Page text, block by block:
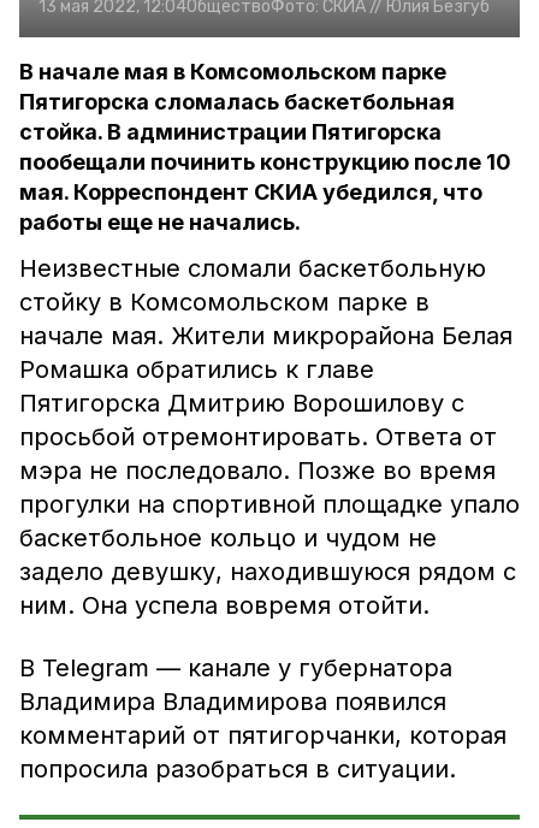
13 мая 2022, 12:04ОбществоФото: СКИА // Юлия Безгуб
В начале мая в Комсомольском парке
Пятигорска сломалась баскетбольная
стойка. В администрации Пятигорска
пообещали починить конструкцию после 10
мая. Корреспондент СКИА убедился, что
работы еще не начались.
Неизвестные сломали баскетбольную
стойку в Комсомольском парке в
начале мая. Жители микрорайона Белая
Ромашка обратились к главе
Пятигорска Дмитрию Ворошилову с
просьбой отремонтировать. Ответа от
мэра не последовало. Позже во время
прогулки на спортивной площадке упало
баскетбольное кольцо и чудом не
задело девушку, находившуюся рядом с
ним. Она успела вовремя отойти.
В Telegram — канале у губернатора
Владимира Владимирова появился
комментарий от пятигорчанки, которая
попросила разобраться в ситуации.